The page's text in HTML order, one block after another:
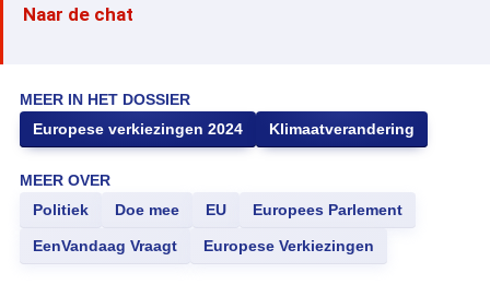
Naar de chat
MEER IN HET DOSSIER
Europese verkiezingen 2024
Klimaatverandering
MEER OVER
Politiek
Doe mee EU Europees Parlement
EenVandaag Vraagt Europese Verkiezingen